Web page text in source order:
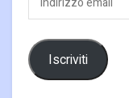
email
Iscriviti